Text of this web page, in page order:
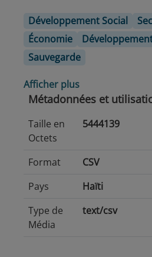
Développement Social
Économie
Sauvegarde
Afficher plus
Métadonnées et
Taille en
Octets
5444139
Format
CSV
Pays
Haïti
Type de
Média
text/csv